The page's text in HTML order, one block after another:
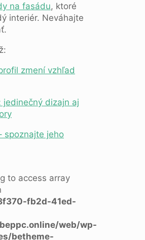
na fasádu, ktoré
interiér. Neváhajte
zmení vzhľad
jedinečný dizajn aj
spoznajte jeho
to access array
fb2d-41ed-
web/wp-
betheme-